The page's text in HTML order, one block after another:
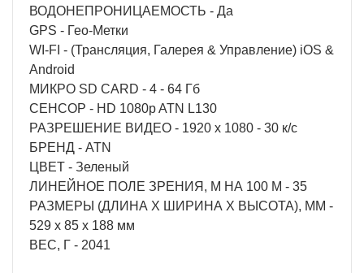
ВОДОНЕПРОНИЦАЕМОСТЬ - Да
GPS - Гео-Метки
WI-FI - (Трансляция, Галерея & Управление) iOS &
Android
МИКРО SD CARD - 4 - 64 Гб
СЕНСОР - HD 1080p ATN L130
РАЗРЕШЕНИЕ ВИДЕО - 1920 x 1080 - 30 к/c
БРЕНД - ATN
ЦВЕТ - Зеленый
ЛИНЕЙНОЕ ПОЛЕ ЗРЕНИЯ, М НА 100 М - 35
РАЗМЕРЫ (ДЛИНА X ШИРИНА X ВЫСОТА), ММ -
529 х 85 х 188 мм
ВЕС, Г - 2041